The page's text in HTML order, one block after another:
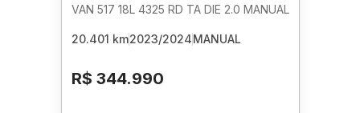
VAN 517 18L 4325 RD TA DIE 2.0 MANUAL
20.401 km2023/2024MANUAL
R$ 344.990